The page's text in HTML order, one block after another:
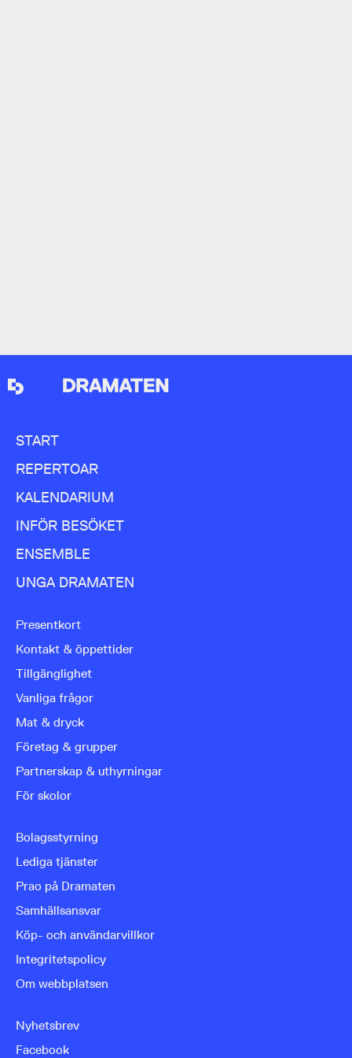
START
REPERTOAR
KALENDARIUM
INFÖR BESÖKET
ENSEMBLE
UNGA DRAMATEN
Presentkort
Kontakt & öppettider
Tillgänglighet
Vanliga frågor
Mat & dryck
Företag & grupper
Partnerskap & uthyrningar
För skolor
Bolagsstyrning
Lediga tjänster
Prao på Dramaten
Samhällsansvar
Köp- och användarvillkor
Integritetspolicy
Om webbplatsen
Nyhetsbrev
Facebook